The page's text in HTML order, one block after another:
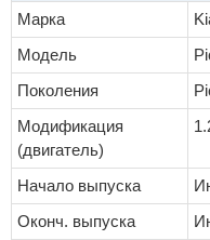
Марка
Модель
Поколения
Модификация
(двигатель)
Начало выпуска
Оконч. выпуска